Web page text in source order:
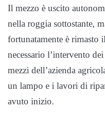
Il mezzo è uscito
nella roggia sottostante,
fortunatamente è rimasto
necessario l’intervento
mezzi dell’azienda
un lampo e i lavori di
avuto inizio.